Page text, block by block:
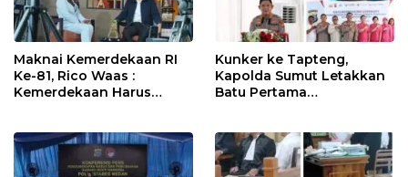
Maknai Kemerdekaan RI
Ke-81, Rico Waas :
Kemerdekaan Harus
Pelayanan Primer
Kunker ke Tapteng,
Kapolda Sumut Letakkan
Batu Pertama